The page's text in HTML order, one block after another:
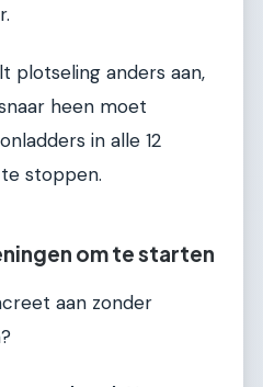
plotseling anders aan,
heen moet
in alle 12
stoppen.
om te starten
aan zonder